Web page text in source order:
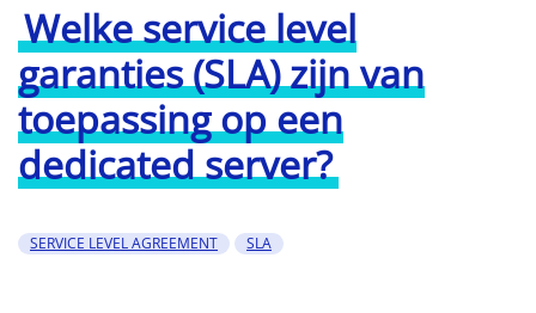
Welke service level
garanties (SLA) zijn van
toepassing op een
dedicated server?
SERVICE LEVEL AGREEMENT SLA